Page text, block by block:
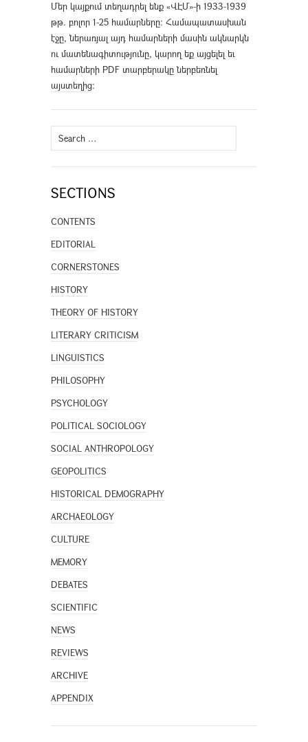
Մեր կայքում տեղադրել ենք «ՎԷՄ»-ի 1933-1939
թթ. բոլոր 1-25 համարները։ Համապատասխան
էջը, ներառյալ այդ համարների մասին ակնարկն
ու մատենագիտությունը, կարող եք այցելել եւ
համարների PDF տարբերակը ներբեռնել
այստեղից։
Search
for:
SECTIONS
CONTENTS
EDITORIAL
CORNERSTONES
HISTORY
THEORY OF HISTORY
LITERARY CRITICISM
LINGUISTICS
PHILOSOPHY
PSYCHOLOGY
POLITICAL SOCIOLOGY
SOCIAL ANTHROPOLOGY
GEOPOLITICS
HISTORICAL DEMOGRAPHY
ARCHAEOLOGY
CULTURE
MEMORY
DEBATES
SCIENTIFIC
NEWS
REVIEWS
ARCHIVE
APPENDIX